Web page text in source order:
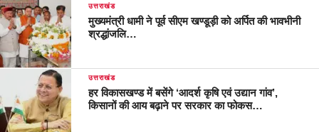
उत्तराखंड
मुख्यमंत्री धामी ने पूर्व सीएम खण्डूड़ी को अर्पित की भावभीनी
श्रद्धांजलि…
उत्तराखंड
हर विकासखण्ड में बसेंगे ‘आदर्श कृषि एवं उद्यान गांव’,
किसानों की आय बढ़ाने पर सरकार का फोकस…